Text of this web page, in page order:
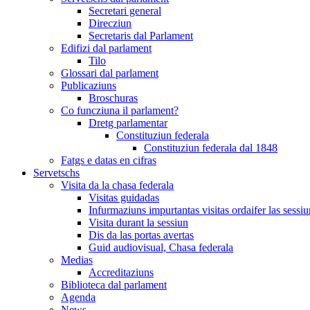
Secretari general
Direcziun
Secretaris dal Parlament
Edifizi dal parlament
Tilo
Glossari dal parlament
Publicaziuns
Broschuras
Co funcziuna il parlament?
Dretg parlamentar
Constituziun federala
Constituziun federala dal 1848
Fatgs e datas en cifras
Servetschs
Visita da la chasa federala
Visitas guidadas
Infurmaziuns impurtantas visitas ordaifer las
Visita durant la sessiun
Dis da las portas avertas
Guid audiovisual, Chasa federala
Medias
Accreditaziuns
Biblioteca dal parlament
Agenda